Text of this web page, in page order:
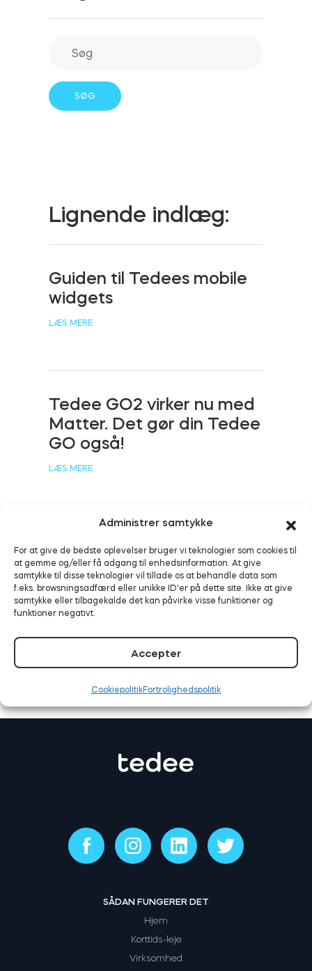
Administrer samtykke
For at give de bedste oplevelser bruger vi teknologier som cookies til
at gemme og/eller få adgang til enhedsinformation. At give
samtykke til disse teknologier vil tillade os at behandle data som
f.eks. browsningsadfærd eller unikke ID'er på dette site. Ikke at give
samtykke eller tilbagekalde det kan påvirke visse funktioner og
funktioner negativt.
Accepter
CookiepolitikFortrolighedspolitik
Door Sensor
Adaptere
Hjem adgang
Tedee Keypad PRO
Tedee Biometric Module
Tedee GO2
Køb nu
Lignende indlæg:
Guiden til Tedees mobile
widgets
LÆS MERE
Tedee GO2 virker nu med
Matter. Det gør din Tedee
GO også!
LÆS MERE
Smart sikkerhed aktiveret:
Tedee fungerer nu med
Alarm.com
LÆS MERE
SÅDAN FUNGERER DET
Hjem
Korttids-leje
Virksomhed